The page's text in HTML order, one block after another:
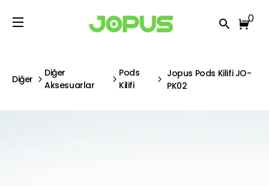
0
Diğer
Diğer
Aksesuarlar
Pods
Kilifi
Jopus Pods Kilifi JO-
PK02